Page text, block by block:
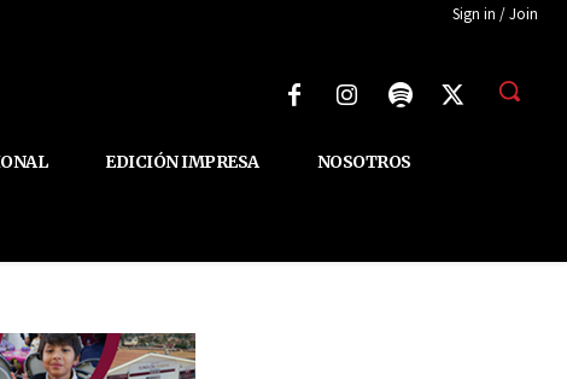
Sign in / Join
EDICIÓN IMPRESA NOSOTROS